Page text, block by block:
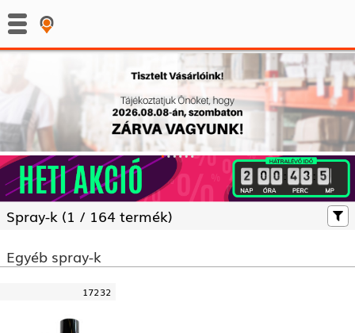
: :
Spray-k (1 / 164 termék)
Egyéb spray-k
17232